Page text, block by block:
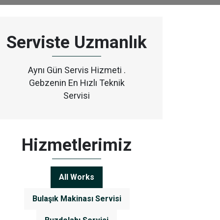
Serviste Uzmanlık
Aynı Gün Servis Hizmeti .
Gebzenin En Hızlı Teknik
Servisi
Hizmetlerimiz
All Works
Bulaşık Makinası Servisi